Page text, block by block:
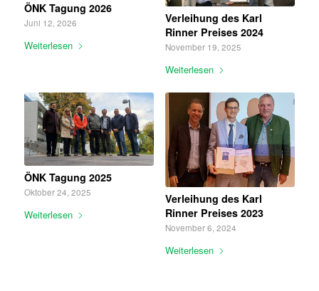
ÖNK Tagung 2026
Juni 12, 2026
Weiterlesen
Verleihung des Karl
Rinner Preises 2024
November 19, 2025
Weiterlesen
ÖNK Tagung 2025
Oktober 24, 2025
Weiterlesen
Verleihung des Karl
Rinner Preises 2023
November 6, 2024
Weiterlesen